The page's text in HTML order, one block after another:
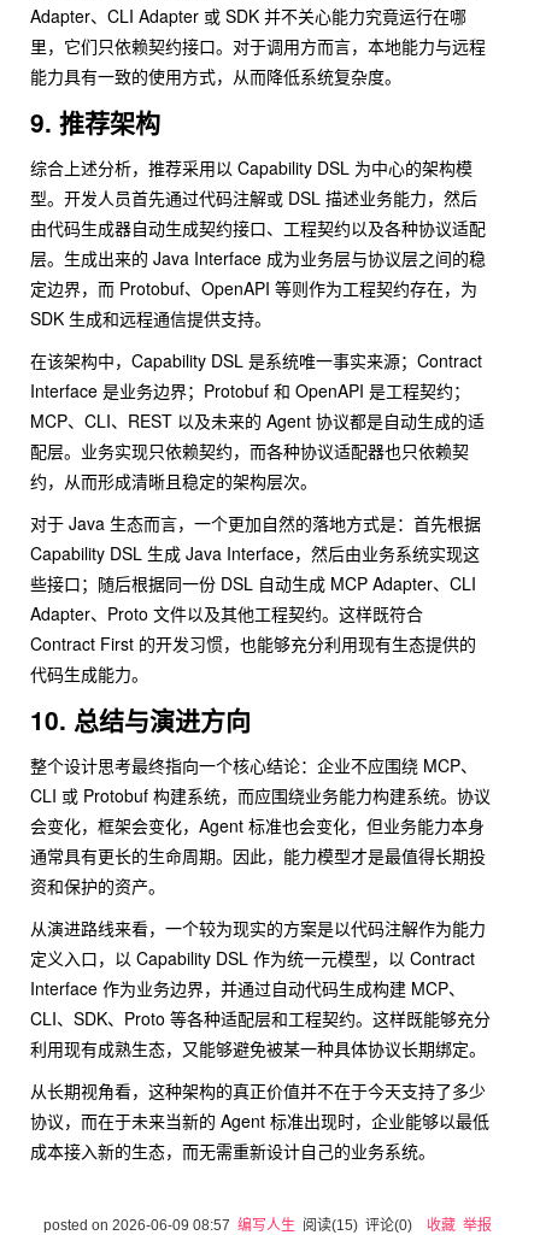
Adapter、CLI Adapter 或 SDK 并不关心能力究竟运行在哪
里，它们只依赖契约接口。对于调用方而言，本地能力与远程
能力具有一致的使用方式，从而降低系统复杂度。
9. 推荐架构
综合上述分析，推荐采用以 Capability DSL 为中心的架构模
型。开发人员首先通过代码注解或 DSL 描述业务能力，然后
由代码生成器自动生成契约接口、工程契约以及各种协议适配
层。生成出来的 Java Interface 成为业务层与协议层之间的稳
定边界，而 Protobuf、OpenAPI 等则作为工程契约存在，为
SDK 生成和远程通信提供支持。
在该架构中，Capability DSL 是系统唯一事实来源；Contract
Interface 是业务边界；Protobuf 和 OpenAPI 是工程契约；
MCP、CLI、REST 以及未来的 Agent 协议都是自动生成的适
配层。业务实现只依赖契约，而各种协议适配器也只依赖契
约，从而形成清晰且稳定的架构层次。
对于 Java 生态而言，一个更加自然的落地方式是：首先根据
Capability DSL 生成 Java Interface，然后由业务系统实现这
些接口；随后根据同一份 DSL 自动生成 MCP Adapter、CLI
Adapter、Proto 文件以及其他工程契约。这样既符合
Contract First 的开发习惯，也能够充分利用现有生态提供的
代码生成能力。
10. 总结与演进方向
整个设计思考最终指向一个核心结论：企业不应围绕 MCP、
CLI 或 Protobuf 构建系统，而应围绕业务能力构建系统。协议
会变化，框架会变化，Agent 标准也会变化，但业务能力本身
通常具有更长的生命周期。因此，能力模型才是最值得长期投
资和保护的资产。
从演进路线来看，一个较为现实的方案是以代码注解作为能力
定义入口，以 Capability DSL 作为统一元模型，以 Contract
Interface 作为业务边界，并通过自动代码生成构建 MCP、
CLI、SDK、Proto 等各种适配层和工程契约。这样既能够充分
利用现有成熟生态，又能够避免被某一种具体协议长期绑定。
从长期视角看，这种架构的真正价值并不在于今天支持了多少
协议，而在于未来当新的 Agent 标准出现时，企业能够以最低
成本接入新的生态，而无需重新设计自己的业务系统。
posted on 2026-06-09 08:57 编写人生 阅读(15) 评论(0) 收藏 举报